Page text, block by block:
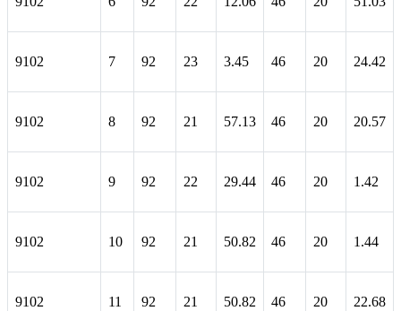
9102 7 92 23 3.45 46 20 24.42
9102 8 92 21 57.13 46 20 20.57
9102 9 92 22 29.44 46 20 1.42
9102 10 92 21 50.82 46 20 1.44
9102 11 92 21 50.82 46 20 22.68